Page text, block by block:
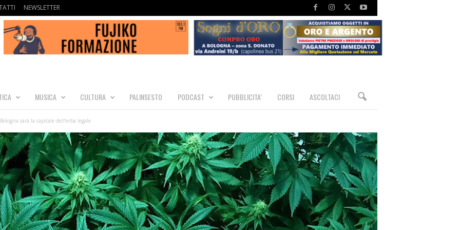
NEWSLETTER
MUSICA CULTURA PALINSESTO PODCAST PUBBLICITA’ CORSI ASCOLTACI
sarà la capitale dell’erba legale